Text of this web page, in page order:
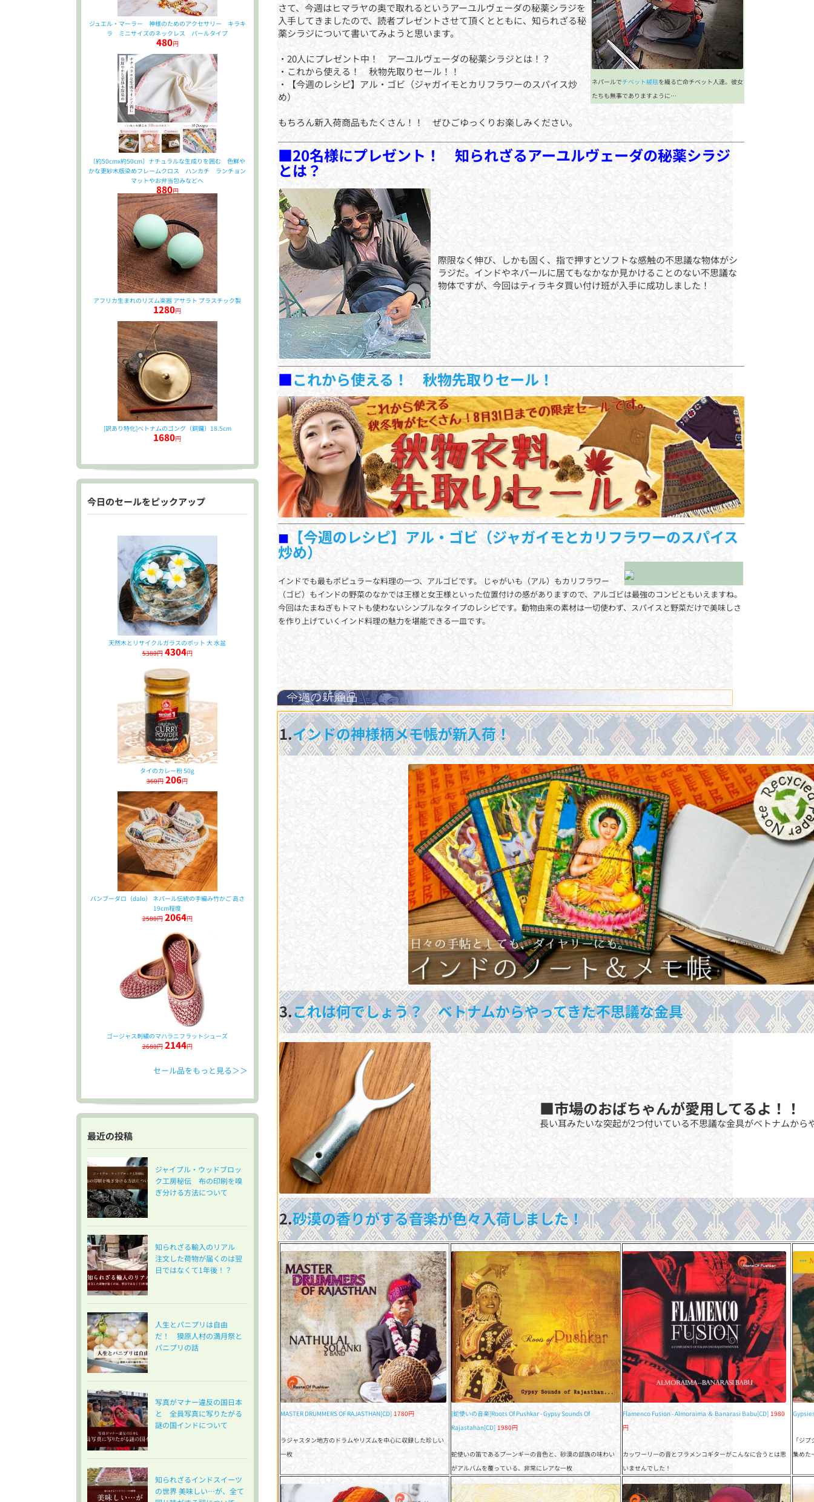
ネパールでチベット絨毯を織る亡命チベット人達。彼女
たちも無事でありますように…
さて、今週はヒマラヤの奥で取れるというアーユルヴェーダの秘薬シラジを
入手してきましたので、読者プレゼントさせて頂くとともに、知られざる秘
薬シラジについて書いてみようと思います。
・20人にプレゼント中！ アーユルヴェーダの秘薬シラジとは！？
・これから使える！ 秋物先取りセール！！
・【今週のレシピ】アル・ゴビ（ジャガイモとカリフラワーのスパイス炒
め）
もちろん新入荷商品もたくさん！！ ぜひごゆっくりお楽しみください。
■20名様にプレゼント！ 知られざるアーユルヴェーダの秘薬シラジ
とは？
際限なく伸び、しかも固く、指で押すとソフトな感触の不思議な物体がシ
ラジだ。インドやネパールに居てもなかなか見かけることのない不思議な
物体ですが、今回はティラキタ買い付け班が入手に成功しました！
■これから使える！ 秋物先取りセール！
■ 【今週のレシピ】アル・ゴビ（ジャガイモとカリフラワーのスパイス
炒め）
インドでも最もポピュラーな料理の一つ、アルゴビです。 じゃがいも（アル）もカリフラワー
（ゴビ）もインドの野菜のなかでは王様と女王様といった位置付けの感がありますので、アルゴビは最強のコンビともいえますね。
今回はたまねぎもトマトも使わないシンプルなタイプのレシピです。動物由来の素材は一切使わず、スパイスと野菜だけで美味しさ
を作り上げていくインド料理の魅力を堪能できる一皿です。
1.インドの神様柄メモ帳が新入荷！
3.これは何でしょう？ ベトナムからやってきた不思議な金具
■市場のおばちゃんが愛用してるよ！！
長い耳みたいな突起が2つ付いている不思議な金具がベトナムから
2.砂漠の香りがする音楽が色々入荷しました！
MASTER DRUMMERS OF RAJASTHAN[CD] 1780円
ラジャスタン地方のドラムやリズムを中心に収録した珍しい
一枚
[蛇使いの音楽]Roots Of Pushkar - Gypsy Sounds Of
Rajastahan[CD] 1980円
蛇使いの笛であるプーンギーの音色と、砂漠の部族の味わい
がアルバムを覆っている、非常にレアな一枚
Flamenco Fusion - Almoraima ＆ Banarasi Babu[CD] 1980
円
カッワーリーの音とフラメンコギターがこんなに合うとは思
いませんでした！
「ジ
集めた
ジュエル・マーラー 神様のためのアクセサリー キラキ
ラ ミニサイズのネックレス パールタイプ
480円
〔約50cmx約50cm〕ナチュラルな生成りを囲む 色鮮や
かな更紗木版染めフレームクロス ハンカチ ランチョン
マットやお弁当包みなどへ
880円
アフリカ生まれのリズム楽器 アサラト プラスチック製
1280円
[訳あり特化]ベトナムのゴング（銅鑼）18.5cm
1680円
今日のセールをピックアップ
天然木とリサイクルガラスのポット 大 水盆
5380円4304円
タイのカレー粉 50g
360円 206円
バンブーダロ（dalo） ネパール伝統の手編み竹かご 高さ
19cm程度
2580円2064円
ゴージャス刺繍のマハラニフラットシューズ
2680円2144円
セール品をもっと見る＞＞
最近の投稿
ジャイプル・ウッドブロッ
ク工房秘伝 布の印刷を嗅
ぎ分ける方法について
知られざる輸入のリアル
注文した荷物が届くのは翌
日ではなくて1年後！？
人生とパニプリは自由
だ！ 獏原人村の満月祭と
パニプリの話
写真がマナー違反の国日本
と 全員写真に写りたがる
謎の国インドについて
知られざるインドスイーツ
の世界 美味しい…が、全て